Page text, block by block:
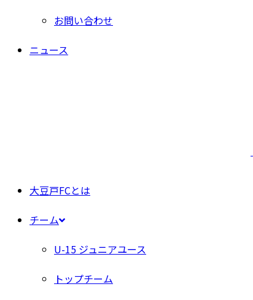
お問い合わせ
ニュース
大豆戸FCとは
チーム
U-15 ジュニアユース
トップチーム